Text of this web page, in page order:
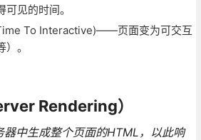
可见的时间。
To Interactive)——页面变为可交互
。
Rendering）
器中生成整个页面的HTML，以此响